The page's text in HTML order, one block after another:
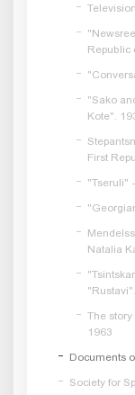
Republic
"Sako
Kote".
First
"Tseruli"
Natalia
The
1963
Documents
Society for